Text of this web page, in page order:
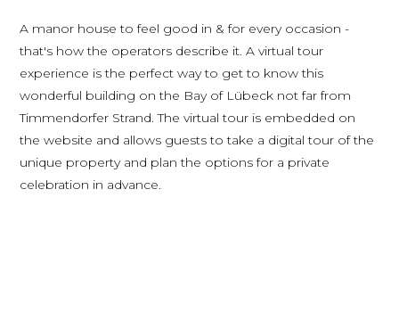
A manor house to feel good in & for every occasion -
that's how the operators describe it. A virtual tour
experience is the perfect way to get to know this
wonderful building on the Bay of Lübeck not far from
Timmendorfer Strand. The virtual tour is embedded on
the website and allows guests to take a digital tour of the
unique property and plan the options for a private
celebration in advance.